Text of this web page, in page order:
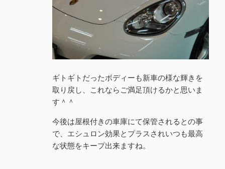
ギトギトだったボディーも新車の様な輝きを
取り戻し、これならご満足頂けるかと思いま
す＾＾
今後は屋根付きの車庫にて保管されるとの事
で、エシュロン効果とプラスされいつも最高
な状態をキープ出来ますね。